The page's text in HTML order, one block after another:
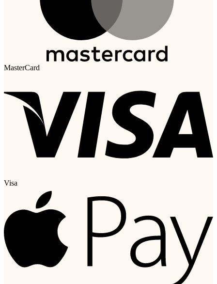
MasterCard
Visa